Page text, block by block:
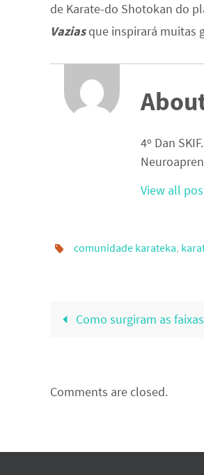
de Karate-do Shotokan do
Vaziasque inspirará muitas
4º Dan
View all
comunidade karateka,
Como surgiram as
Comments are closed.